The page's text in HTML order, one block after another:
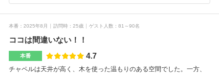
で損はしないと思います。特典で値引きはありましたが、期間や予約
の方法によって変わるようなので、いろんなサイトでチェックしてお
くといいと思います。6品のコースにしました。ボリュームもありなが
ら、一つ一つのお料理が美しく、とても美味しかったです。特にお魚
りますが、駐車場はないため、遠方から来るゲストはコインパーキン
グの利用が必要になります。丁寧で想像を超える素晴らしいスタッフ
本番 2025年8月 訪問時 25歳 ゲスト人数 81～90名
ココは間違いない！！
本番 4.7
チャペルは天井が高く、木を使った温もりのある空間でした。一方、